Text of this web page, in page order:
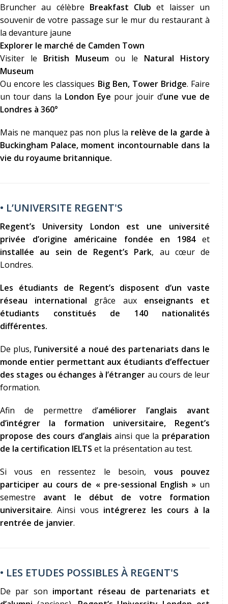
Bruncher au célèbre Breakfast Club et laisser un
souvenir de votre passage sur le mur du restaurant à
la devanture jaune
Explorer le marché de Camden Town
Visiter le British Museum ou le Natural History
Museum
Ou encore les classiques Big Ben, Tower Bridge. Faire
un tour dans la London Eye pour jouir d’une vue de
Londres à 360°
Mais ne manquez pas non plus la relève de la garde à
Buckingham Palace, moment incontournable dans la
vie du royaume britannique.
• L’UNIVERSITE REGENT'S
Regent’s University London est une université
privée d’origine américaine fondée en 1984et
installée au sein de Regent’s Park, au cœur de
Londres.
Les étudiants de Regent’s disposent d’un vaste
réseau international grâce aux enseignants et
étudiants constitués de 140 nationalités
différentes.
De plus, l’université a noué des partenariats dans le
monde entier permettant aux étudiants d’effectuer
des stages ou échanges à l’étranger au cours de leur
formation.
Afin de permettre d’améliorer l’anglais avant
d’intégrer la formation universitaire, Regent’s
propose des cours d’anglais ainsi que la préparation
de la certification IELTS et la présentation au test.
Si vous en ressentez le besoin, vous pouvez
participer au cours de « pre-sessional English »un
semestre avant le début de votre formation
universitaire. Ainsi vous intégrerez les cours à la
rentrée de janvier.
• LES ETUDES POSSIBLES À REGENT'S
De par son important réseau de partenariats et